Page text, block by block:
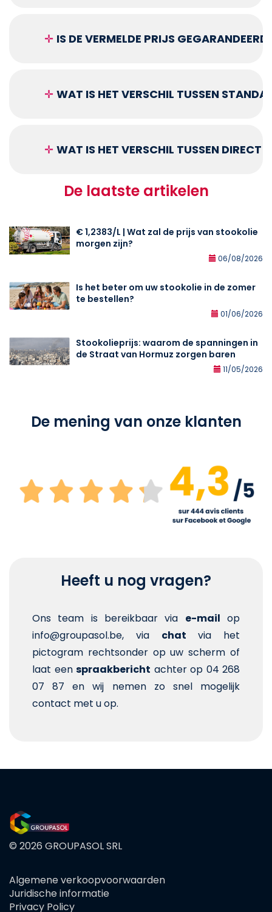
✛ IS DE VERMELDE PRIJS
✛ WAT IS HET VERSCHIL TUSSEN
✛ WAT IS HET VERSCHIL TUSSEN DIRECT
De laatste artikelen
€ 1,2383/L | Wat zal de prijs van stookolie
morgen zijn?
06/08/2026
Is het beter om uw stookolie in de zomer
te bestellen?
01/06/2026
Stookolieprijs: waarom de spanningen in
de Straat van Hormuz zorgen baren
11/05/2026
De mening van onze klanten
Heeft u nog vragen?
Ons team is bereikbaar via e-mail op
info@groupasol.be, via chat via het
pictogram rechtsonder op uw scherm of
laat een spraakbericht achter op 04 268
07 87 en wij nemen zo snel mogelijk
contact met u op.
© 2026 GROUPASOL SRL
FOOTER
MENU
Algemene verkoopvoorwaarden
Juridische informatie
Privacy Policy